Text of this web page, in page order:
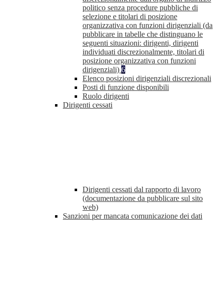
politico senza procedure pubbliche di
selezione e titolari di posizione
organizzativa con funzioni dirigenziali (da
pubblicare in tabelle che distinguano le
seguenti situazioni: dirigenti, dirigenti
individuati discrezionalmente, titolari di
posizione organizzativa con funzioni
dirigenziali) 6
Elenco posizioni dirigenziali discrezionali
Posti di funzione disponibili
Ruolo dirigenti
Dirigenti cessati
Dirigenti cessati dal rapporto di lavoro
(documentazione da pubblicare sul sito
web)
Sanzioni per mancata comunicazione dei dati